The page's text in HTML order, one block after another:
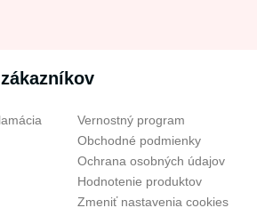
Vernostný program
Obchodné podmienky
Ochrana osobných údajov
Hodnotenie produktov
Zmeniť nastavenia cookies